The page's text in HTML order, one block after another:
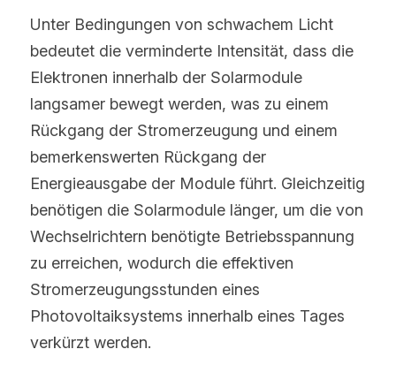
Unter Bedingungen von schwachem Licht
bedeutet die verminderte Intensität, dass die
Elektronen innerhalb der Solarmodule
langsamer bewegt werden, was zu einem
Rückgang der Stromerzeugung und einem
bemerkenswerten Rückgang der
Energieausgabe der Module führt. Gleichzeitig
benötigen die Solarmodule länger, um die von
Wechselrichtern benötigte Betriebsspannung
zu erreichen, wodurch die effektiven
Stromerzeugungsstunden eines
Photovoltaiksystems innerhalb eines Tages
verkürzt werden.